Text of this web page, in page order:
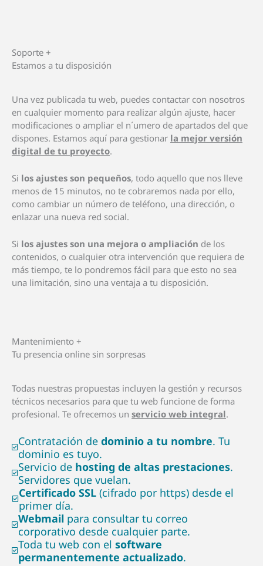
Soporte +
Estamos a tu disposición
Una vez publicada tu web, puedes contactar con nosotros
en cualquier momento para realizar algún ajuste, hacer
modificaciones o ampliar el n´umero de apartados del que
dispones. Estamos aquí para gestionar la mejor versión
digital de tu proyecto.
Si los ajustes son pequeños, todo aquello que nos lleve
menos de 15 minutos, no te cobraremos nada por ello,
como cambiar un número de teléfono, una dirección, o
enlazar una nueva red social.
Si los ajustes son una mejora o ampliación de los
contenidos, o cualquier otra intervención que requiera de
más tiempo, te lo pondremos fácil para que esto no sea
una limitación, sino una ventaja a tu disposición.
Mantenimiento +
Tu presencia online sin sorpresas
Todas nuestras propuestas incluyen la gestión y recursos
técnicos necesarios para que tu web funcione de forma
profesional. Te ofrecemos un servicio web integral.
Contratación dedominio a tu nombre. Tu
dominio es tuyo.
Servicio de hosting de altas prestaciones.
Servidores que vuelan.
Certificado SSL (cifrado por https) desde el
primer día.
Webmail para consultar tu correo
corporativo desde cualquier parte.
Toda tu web con el software
permanentemente actualizado.